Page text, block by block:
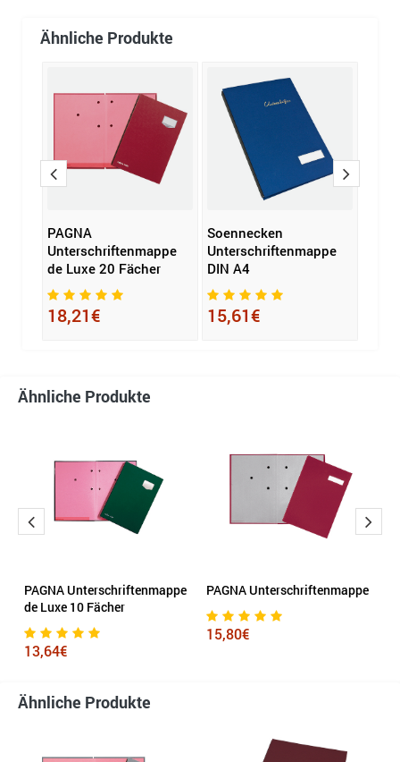
Ähnliche Produkte
PAGNA
Unterschriftenmappe
de Luxe 20 Fächer
18,21€
Soennecken
Unterschriftenmappe
DIN A4
15,61€
Ähnliche Produkte
PAGNA Unterschriftenmappe
de Luxe 10 Fächer
13,64€
PAGNA Unterschriftenmappe
15,80€
Ähnliche Produkte